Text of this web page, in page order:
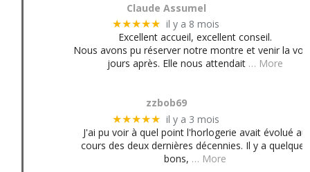
Claude Assumel
★★★★★ il y a 8 mois
Excellent accueil, excellent conseil.
Nous avons pu réserver notre montre et venir la
jours après. Elle nous attendait … More
zzbob69
★★★★★ il y a 3 mois
J'ai pu voir à quel point l'horlogerie avait évolué au
cours des deux dernières décennies. Il y a quelques
bons, … More